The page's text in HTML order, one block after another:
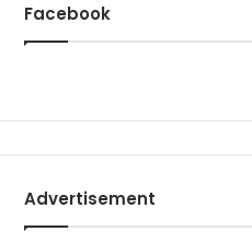
Facebook
Advertisement